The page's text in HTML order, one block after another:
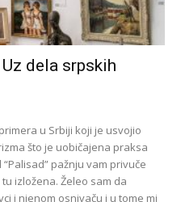
dela srpskih
u Srbiji koji je usvojio
što je uobičajena praksa
pažnju vam privuče
izložena. Želeo sam da
i njenom osnivaču i u tome mi